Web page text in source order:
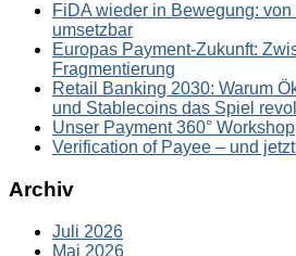
FiDA wieder in Bewegung:
umsetzbar
Europas Payment-Zukunft:
Fragmentierung
Retail Banking 2030: Warum
und Stablecoins das Spiel
Unser Payment 360° Workshop
Verification of Payee – und
Archiv
Juli 2026
Mai 2026